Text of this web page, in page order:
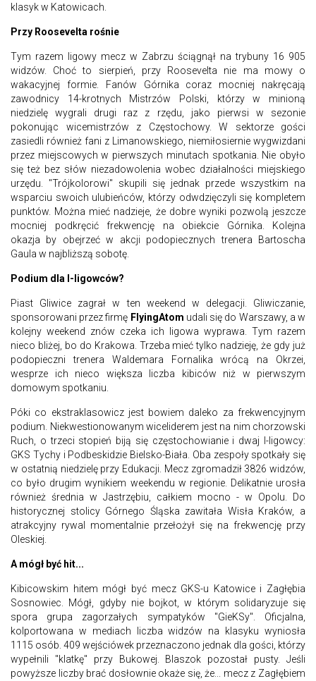
klasyk w Katowicach.
Przy Roosevelta rośnie
Tym razem ligowy mecz w Zabrzu ściągnął na trybuny 16 905
widzów. Choć to sierpień, przy Roosevelta nie ma mowy o
wakacyjnej formie. Fanów Górnika coraz mocniej nakręcają
zawodnicy 14-krotnych Mistrzów Polski, którzy w minioną
niedzielę wygrali drugi raz z rzędu, jako pierwsi w sezonie
pokonując wicemistrzów z Częstochowy. W sektorze gości
zasiedli również fani z Limanowskiego, niemiłosiernie wygwizdani
przez miejscowych w pierwszych minutach spotkania. Nie obyło
się też bez słów niezadowolenia wobec działalności miejskiego
urzędu. "Trójkolorowi" skupili się jednak przede wszystkim na
wsparciu swoich ulubieńców, którzy odwdzięczyli się kompletem
punktów. Można mieć nadzieje, że dobre wyniki pozwolą jeszcze
mocniej podkręcić frekwencję na obiekcie Górnika. Kolejna
okazja by obejrzeć w akcji podopiecznych trenera Bartoscha
Gaula w najbliższą sobotę.
Podium dla I-ligowców?
Piast Gliwice zagrał w ten weekend w delegacji. Gliwiczanie,
sponsorowani przez firmę FlyingAtom udali się do Warszawy, a w
kolejny weekend znów czeka ich ligowa wyprawa. Tym razem
nieco bliżej, bo do Krakowa. Trzeba mieć tylko nadzieję, że gdy już
podopieczni trenera Waldemara Fornalika wrócą na Okrzei,
wesprze ich nieco większa liczba kibiców niż w pierwszym
domowym spotkaniu.
Póki co ekstraklasowicz jest bowiem daleko za frekwencyjnym
podium. Niekwestionowanym wiceliderem jest na nim chorzowski
Ruch, o trzeci stopień biją się częstochowianie i dwaj I-ligowcy:
GKS Tychy i Podbeskidzie Bielsko-Biała. Oba zespoły spotkały się
w ostatnią niedzielę przy Edukacji. Mecz zgromadził 3826 widzów,
co było drugim wynikiem weekendu w regionie. Delikatnie urosła
również średnia w Jastrzębiu, całkiem mocno - w Opolu. Do
historycznej stolicy Górnego Śląska zawitała Wisła Kraków, a
atrakcyjny rywal momentalnie przełożył się na frekwencję przy
Oleskiej.
A mógł być hit...
Kibicowskim hitem mógł być mecz GKS-u Katowice i Zagłębia
Sosnowiec. Mógł, gdyby nie bojkot, w którym solidaryzuje się
spora grupa zagorzałych sympatyków "GieKSy". Oficjalna,
kolportowana w mediach liczba widzów na klasyku wyniosła
1115 osób. 409 wejściówek przeznaczono jednak dla gości, którzy
wypełnili "klatkę" przy Bukowej. Blaszok pozostał pusty. Jeśli
powyższe liczby brać dosłownie okaże się, że... mecz z Zagłębiem